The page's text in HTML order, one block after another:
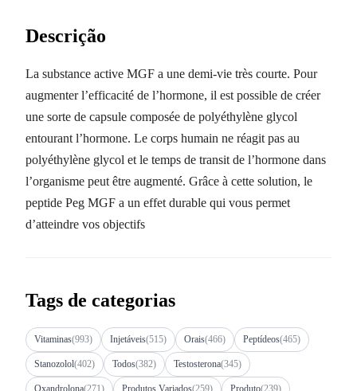
Descrição
La substance active MGF a une demi-vie très courte. Pour
augmenter l’efficacité de l’hormone, il est possible de créer
une sorte de capsule composée de polyéthylène glycol
entourant l’hormone. Le corps humain ne réagit pas au
polyéthylène glycol et le temps de transit de l’hormone dans
l’organisme peut être augmenté. Grâce à cette solution, le
peptide Peg MGF a un effet durable qui vous permet
d’atteindre vos objectifs
Tags de categorias
Vitaminas(993) Injetáveis(515) Orais(466) Peptídeos(465)
Stanozolol(402) Todos(382) Testosterona(345)
Oxandrolona(271) Produtos Variados(259) Produto(239)